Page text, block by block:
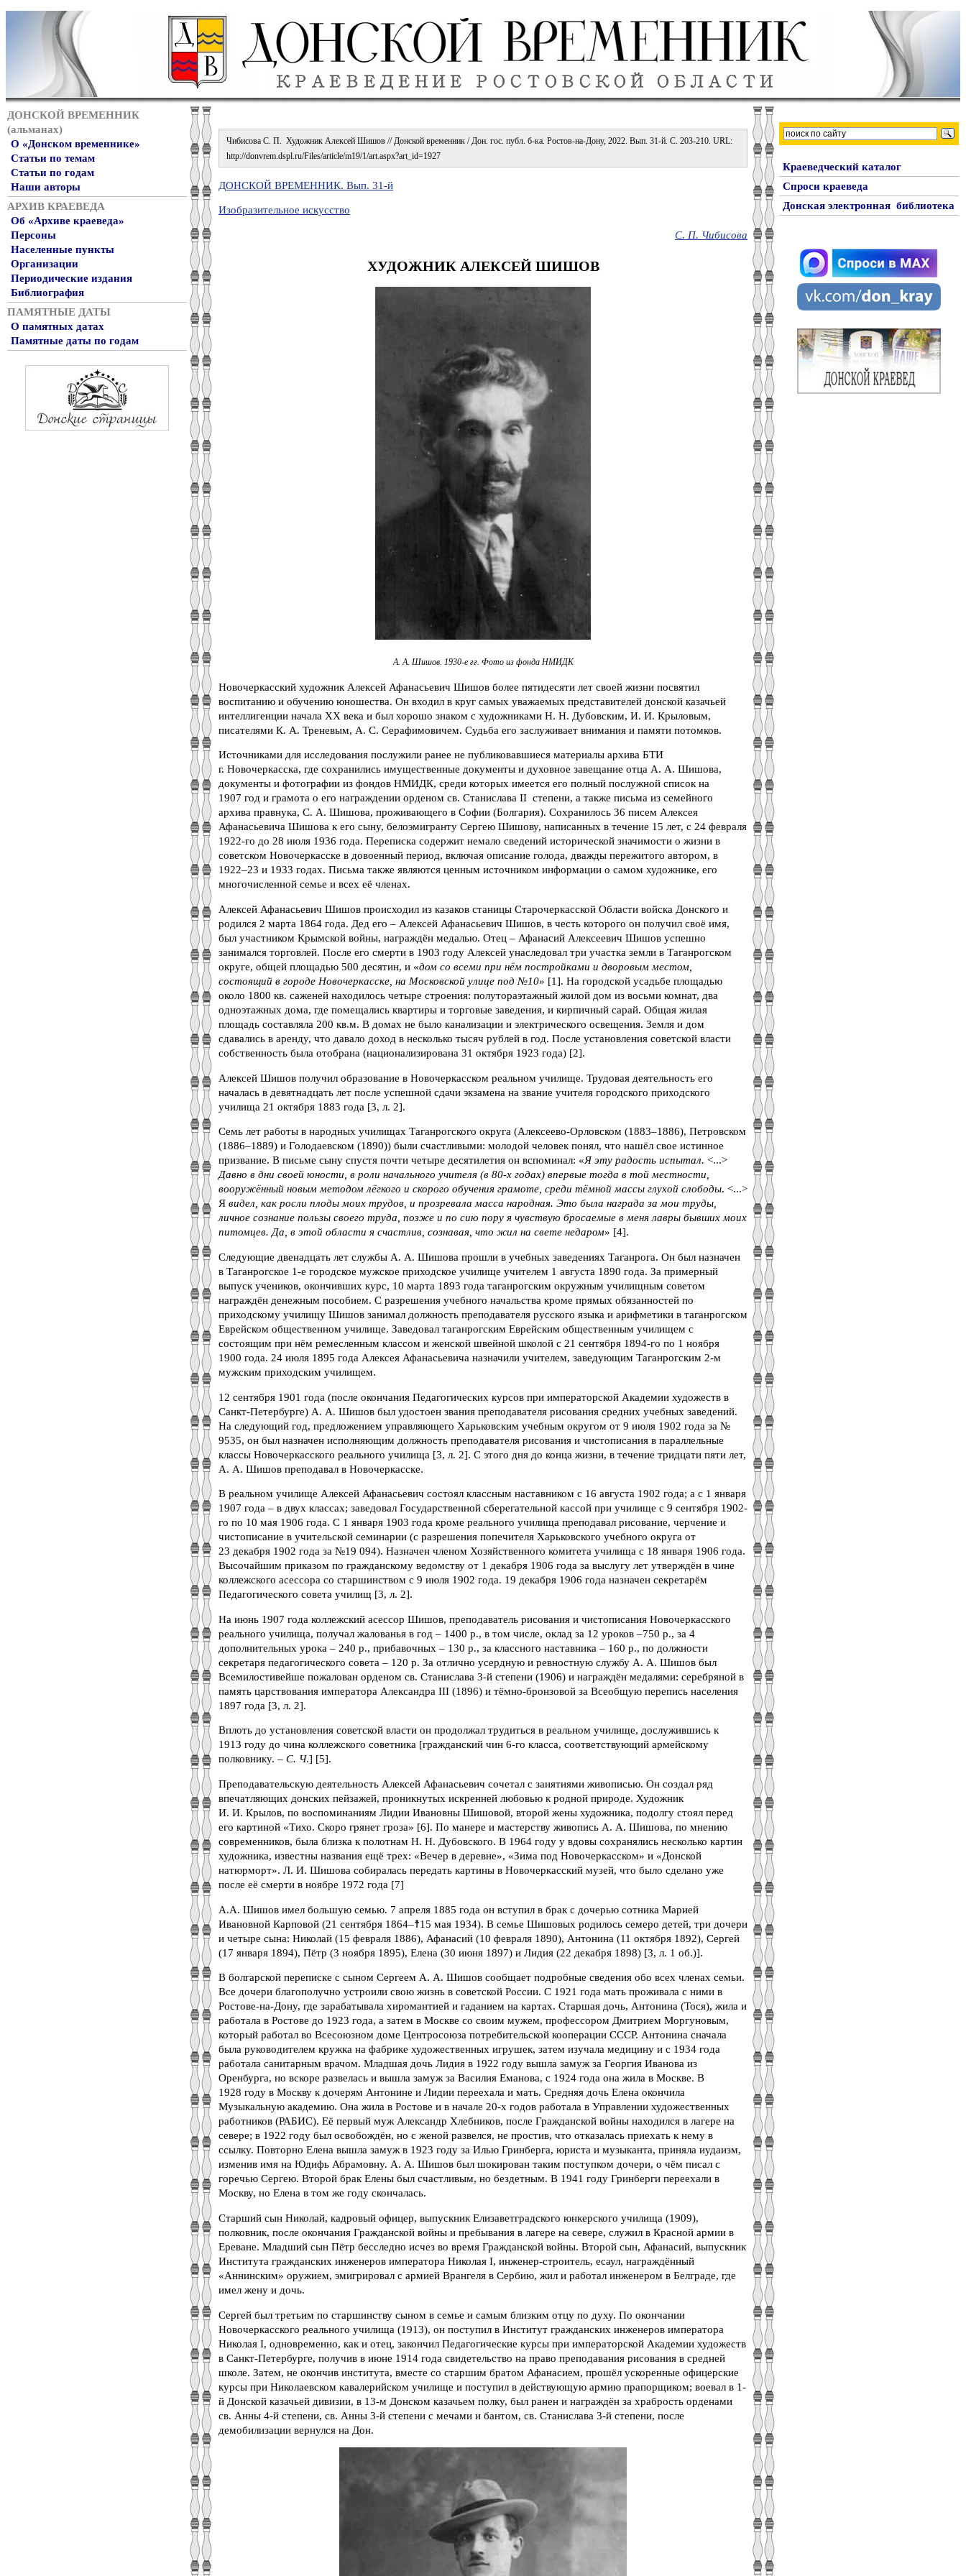
ДОНСКОЙ ВРЕМЕННИК
(альманах)
О «Донском временнике»
Статьи по темам
Статьи по годам
Наши авторы
АРХИВ КРАЕВЕДА
Об «Архиве краеведа»
Персоны
Населенные пункты
Организации
Периодические издания
Библиография
ПАМЯТНЫЕ ДАТЫ
О памятных датах
Памятные даты по годам
Чибисова С. П. Художник Алексей Шишов // Донской временник / Дон. гос. публ. б-ка. Ростов-на-Дону, 2022. Вып. 31-й. C. 203-210. URL:
http://donvrem.dspl.ru/Files/article/m19/1/art.aspx?art_id=1927
ДОНСКОЙ ВРЕМЕННИК. Вып. 31-й
Изобразительное искусство
С. П. Чибисова
ХУДОЖНИК АЛЕКСЕЙ ШИШОВ
А. А. Шишов. 1930-е гг. Фото из фонда НМИДК
Новочеркасский художник Алексей Афанасьевич Шишов более пятидесяти лет своей жизни посвятил
воспитанию и обучению юношества. Он входил в круг самых уважаемых представителей донской казачьей
интеллигенции начала ХХ века и был хорошо знаком с художниками Н. Н. Дубовским, И. И. Крыловым,
писателями К. А. Треневым, А. С. Серафимовичем. Судьба его заслуживает внимания и памяти потомков.
Источниками для исследования послужили ранее не публиковавшиеся материалы архива БТИ
г. Новочеркасска, где сохранились имущественные документы и духовное завещание отца А. А. Шишова,
документы и фотографии из фондов НМИДК, среди которых имеется его полный послужной список на
1907 год и грамота о его награждении орденом св. Станислава II степени, а также письма из семейного
архива правнука, С. А. Шишова, проживающего в Софии (Болгария). Сохранилось 36 писем Алексея
Афанасьевича Шишова к его сыну, белоэмигранту Сергею Шишову, написанных в течение 15 лет, с 24 февраля
1922-го до 28 июля 1936 года. Переписка содержит немало сведений исторической значимости о жизни в
советском Новочеркасске в довоенный период, включая описание голода, дважды пережитого автором, в
1922–23 и 1933 годах. Письма также являются ценным источником информации о самом художнике, его
многочисленной семье и всех её членах.
Алексей Афанасьевич Шишов происходил из казаков станицы Старочеркасской Области войска Донского и
родился 2 марта 1864 года. Дед его – Алексей Афанасьевич Шишов, в честь которого он получил своё имя,
был участником Крымской войны, награждён медалью. Отец – Афанасий Алексеевич Шишов успешно
занимался торговлей. После его смерти в 1903 году Алексей унаследовал три участка земли в Таганрогском
округе, общей площадью 500 десятин, и «дом со всеми при нём постройками и дворовым местом,
состоящий в городе Новочеркасске, на Московской улице под №10» [1]. На городской усадьбе площадью
около 1800 кв. саженей находилось четыре строения: полутораэтажный жилой дом из восьми комнат, два
одноэтажных дома, где помещались квартиры и торговые заведения, и кирпичный сарай. Общая жилая
площадь составляла 200 кв.м. В домах не было канализации и электрического освещения. Земля и дом
сдавались в аренду, что давало доход в несколько тысяч рублей в год. После установления советской власти
собственность была отобрана (национализирована 31 октября 1923 года) [2].
Алексей Шишов получил образование в Новочеркасском реальном училище. Трудовая деятельность его
началась в девятнадцать лет после успешной сдачи экзамена на звание учителя городского приходского
училища 21 октября 1883 года [3, л. 2].
Семь лет работы в народных училищах Таганрогского округа (Алексеево-Орловском (1883–1886), Петровском
(1886–1889) и Голодаевском (1890)) были счастливыми: молодой человек понял, что нашёл свое истинное
призвание. В письме сыну спустя почти четыре десятилетия он вспоминал: «Я эту радость испытал. <...>
Давно в дни своей юности, в роли начального учителя (в 80-х годах) впервые тогда в той местности,
вооружённый новым методом лёгкого и скорого обучения грамоте, среди тёмной массы глухой слободы. <...>
Я видел, как росли плоды моих трудов, и прозревала масса народная. Это была награда за мои труды,
личное сознание пользы своего труда, позже и по сию пору я чувствую бросаемые в меня лавры бывших моих
питомцев. Да, в этой области я счастлив, сознавая, что жил на свете недаром» [4].
Следующие двенадцать лет службы А. А. Шишова прошли в учебных заведениях Таганрога. Он был назначен
в Таганрогское 1-е городское мужское приходское училище учителем 1 августа 1890 года. За примерный
выпуск учеников, окончивших курс, 10 марта 1893 года таганрогским окружным училищным советом
награждён денежным пособием. С разрешения учебного начальства кроме прямых обязанностей по
приходскому училищу Шишов занимал должность преподавателя русского языка и арифметики в таганрогском
Еврейском общественном училище. Заведовал таганрогским Еврейским общественным училищем с
состоящим при нём ремесленным классом и женской швейной школой с 21 сентября 1894-го по 1 ноября
1900 года. 24 июля 1895 года Алексея Афанасьевича назначили учителем, заведующим Таганрогским 2-м
мужским приходским училищем.
12 сентября 1901 года (после окончания Педагогических курсов при императорской Академии художеств в
Санкт-Петербурге) А. А. Шишов был удостоен звания преподавателя рисования средних учебных заведений.
На следующий год, предложением управляющего Харьковским учебным округом от 9 июля 1902 года за №
9535, он был назначен исполняющим должность преподавателя рисования и чистописания в параллельные
классы Новочеркасского реального училища [3, л. 2]. С этого дня до конца жизни, в течение тридцати пяти лет,
А. А. Шишов преподавал в Новочеркасске.
В реальном училище Алексей Афанасьевич состоял классным наставником с 16 августа 1902 года; а с 1 января
1907 года – в двух классах; заведовал Государственной сберегательной кассой при училище с 9 сентября 1902-
го по 10 мая 1906 года. С 1 января 1903 года кроме реального училища преподавал рисование, черчение и
чистописание в учительской семинарии (с разрешения попечителя Харьковского учебного округа от
23 декабря 1902 года за №19 094). Назначен членом Хозяйственного комитета училища с 18 января 1906 года.
Высочайшим приказом по гражданскому ведомству от 1 декабря 1906 года за выслугу лет утверждён в чине
коллежского асессора со старшинством с 9 июля 1902 года. 19 декабря 1906 года назначен секретарём
Педагогического совета училищ [3, л. 2].
На июнь 1907 года коллежский асессор Шишов, преподаватель рисования и чистописания Новочеркасского
реального училища, получал жалованья в год – 1400 р., в том числе, оклад за 12 уроков –750 р., за 4
дополнительных урока – 240 р., прибавочных – 130 р., за классного наставника – 160 р., по должности
секретаря педагогического совета – 120 р. За отлично усердную и ревностную службу А. А. Шишов был
Всемилостивейше пожалован орденом св. Станислава 3-й степени (1906) и награждён медалями: серебряной в
память царствования императора Александра III (1896) и тёмно-бронзовой за Всеобщую перепись населения
1897 года [3, л. 2].
Вплоть до установления советской власти он продолжал трудиться в реальном училище, дослужившись к
1913 году до чина коллежского советника [гражданский чин 6-го класса, соответствующий армейскому
полковнику. – С. Ч.] [5].
Преподавательскую деятельность Алексей Афанасьевич сочетал с занятиями живописью. Он создал ряд
впечатляющих донских пейзажей, проникнутых искренней любовью к родной природе. Художник
И. И. Крылов, по воспоминаниям Лидии Ивановны Шишовой, второй жены художника, подолгу стоял перед
его картиной «Тихо. Скоро грянет гроза» [6]. По манере и мастерству живопись А. А. Шишова, по мнению
современников, была близка к полотнам Н. Н. Дубовского. В 1964 году у вдовы сохранялись несколько картин
художника, известны названия ещё трех: «Вечер в деревне», «Зима под Новочеркасском» и «Донской
натюрморт». Л. И. Шишова собиралась передать картины в Новочеркасский музей, что было сделано уже
после её смерти в ноябре 1972 года [7]
А.А. Шишов имел большую семью. 7 апреля 1885 года он вступил в брак с дочерью сотника Марией
Ивановной Карповой (21 сентября 1864–☨15 мая 1934). В семье Шишовых родилось семеро детей, три дочери
и четыре сына: Николай (15 февраля 1886), Афанасий (10 февраля 1890), Антонина (11 октября 1892), Сергей
(17 января 1894), Пётр (3 ноября 1895), Елена (30 июня 1897) и Лидия (22 декабря 1898) [3, л. 1 об.)].
В болгарской переписке с сыном Сергеем А. А. Шишов сообщает подробные сведения обо всех членах семьи.
Все дочери благополучно устроили свою жизнь в советской России. С 1921 года мать проживала с ними в
Ростове-на-Дону, где зарабатывала хиромантией и гаданием на картах. Старшая дочь, Антонина (Тося), жила и
работала в Ростове до 1923 года, а затем в Москве со своим мужем, профессором Дмитрием Моргуновым,
который работал во Всесоюзном доме Центросоюза потребительской кооперации СССР. Антонина сначала
была руководителем кружка на фабрике художественных игрушек, затем изучала медицину и с 1934 года
работала санитарным врачом. Младшая дочь Лидия в 1922 году вышла замуж за Георгия Иванова из
Оренбурга, но вскоре развелась и вышла замуж за Василия Еманова, с 1924 года она жила в Москве. В
1928 году в Москву к дочерям Антонине и Лидии переехала и мать. Средняя дочь Елена окончила
Музыкальную академию. Она жила в Ростове и в начале 20-х годов работала в Управлении художественных
работников (РАБИС). Её первый муж Александр Хлебников, после Гражданской войны находился в лагере на
севере; в 1922 году был освобождён, но с женой развелся, не простив, что отказалась приехать к нему в
ссылку. Повторно Елена вышла замуж в 1923 году за Илью Гринберга, юриста и музыканта, приняла иудаизм,
изменив имя на Юдифь Абрамовну. А. А. Шишов был шокирован таким поступком дочери, о чём писал с
горечью Сергею. Второй брак Елены был счастливым, но бездетным. В 1941 году Гринберги переехали в
Москву, но Елена в том же году скончалась.
Старший сын Николай, кадровый офицер, выпускник Елизаветградского юнкерского училища (1909),
полковник, после окончания Гражданской войны и пребывания в лагере на севере, служил в Красной армии в
Ереване. Младший сын Пётр бесследно исчез во время Гражданской войны. Второй сын, Афанасий, выпускник
Института гражданских инженеров императора Николая I, инженер-строитель, есаул, награждённый
«Аннинским» оружием, эмигрировал с армией Врангеля в Сербию, жил и работал инженером в Белграде, где
имел жену и дочь.
Сергей был третьим по старшинству сыном в семье и самым близким отцу по духу. По окончании
Новочеркасского реального училища (1913), он поступил в Институт гражданских инженеров императора
Николая I, одновременно, как и отец, закончил Педагогические курсы при императорской Академии художеств
в Санкт-Петербурге, получив в июне 1914 года свидетельство на право преподавания рисования в средней
школе. Затем, не окончив института, вместе со старшим братом Афанасием, прошёл ускоренные офицерские
курсы при Николаевском кавалерийском училище и поступил в действующую армию прапорщиком; воевал в 1-
й Донской казачьей дивизии, в 13-м Донском казачьем полку, был ранен и награждён за храбрость орденами
св. Анны 4-й cтепени, св. Анны 3-й степени с мечами и бантом, св. Станислава 3-й степени, после
демобилизации вернулся на Дон.
Краеведческий каталог
Спроси краеведа
Донская электронная библиотека